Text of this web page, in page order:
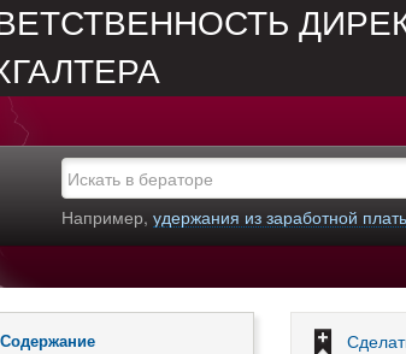
Например, удержания из заработной
Содержание